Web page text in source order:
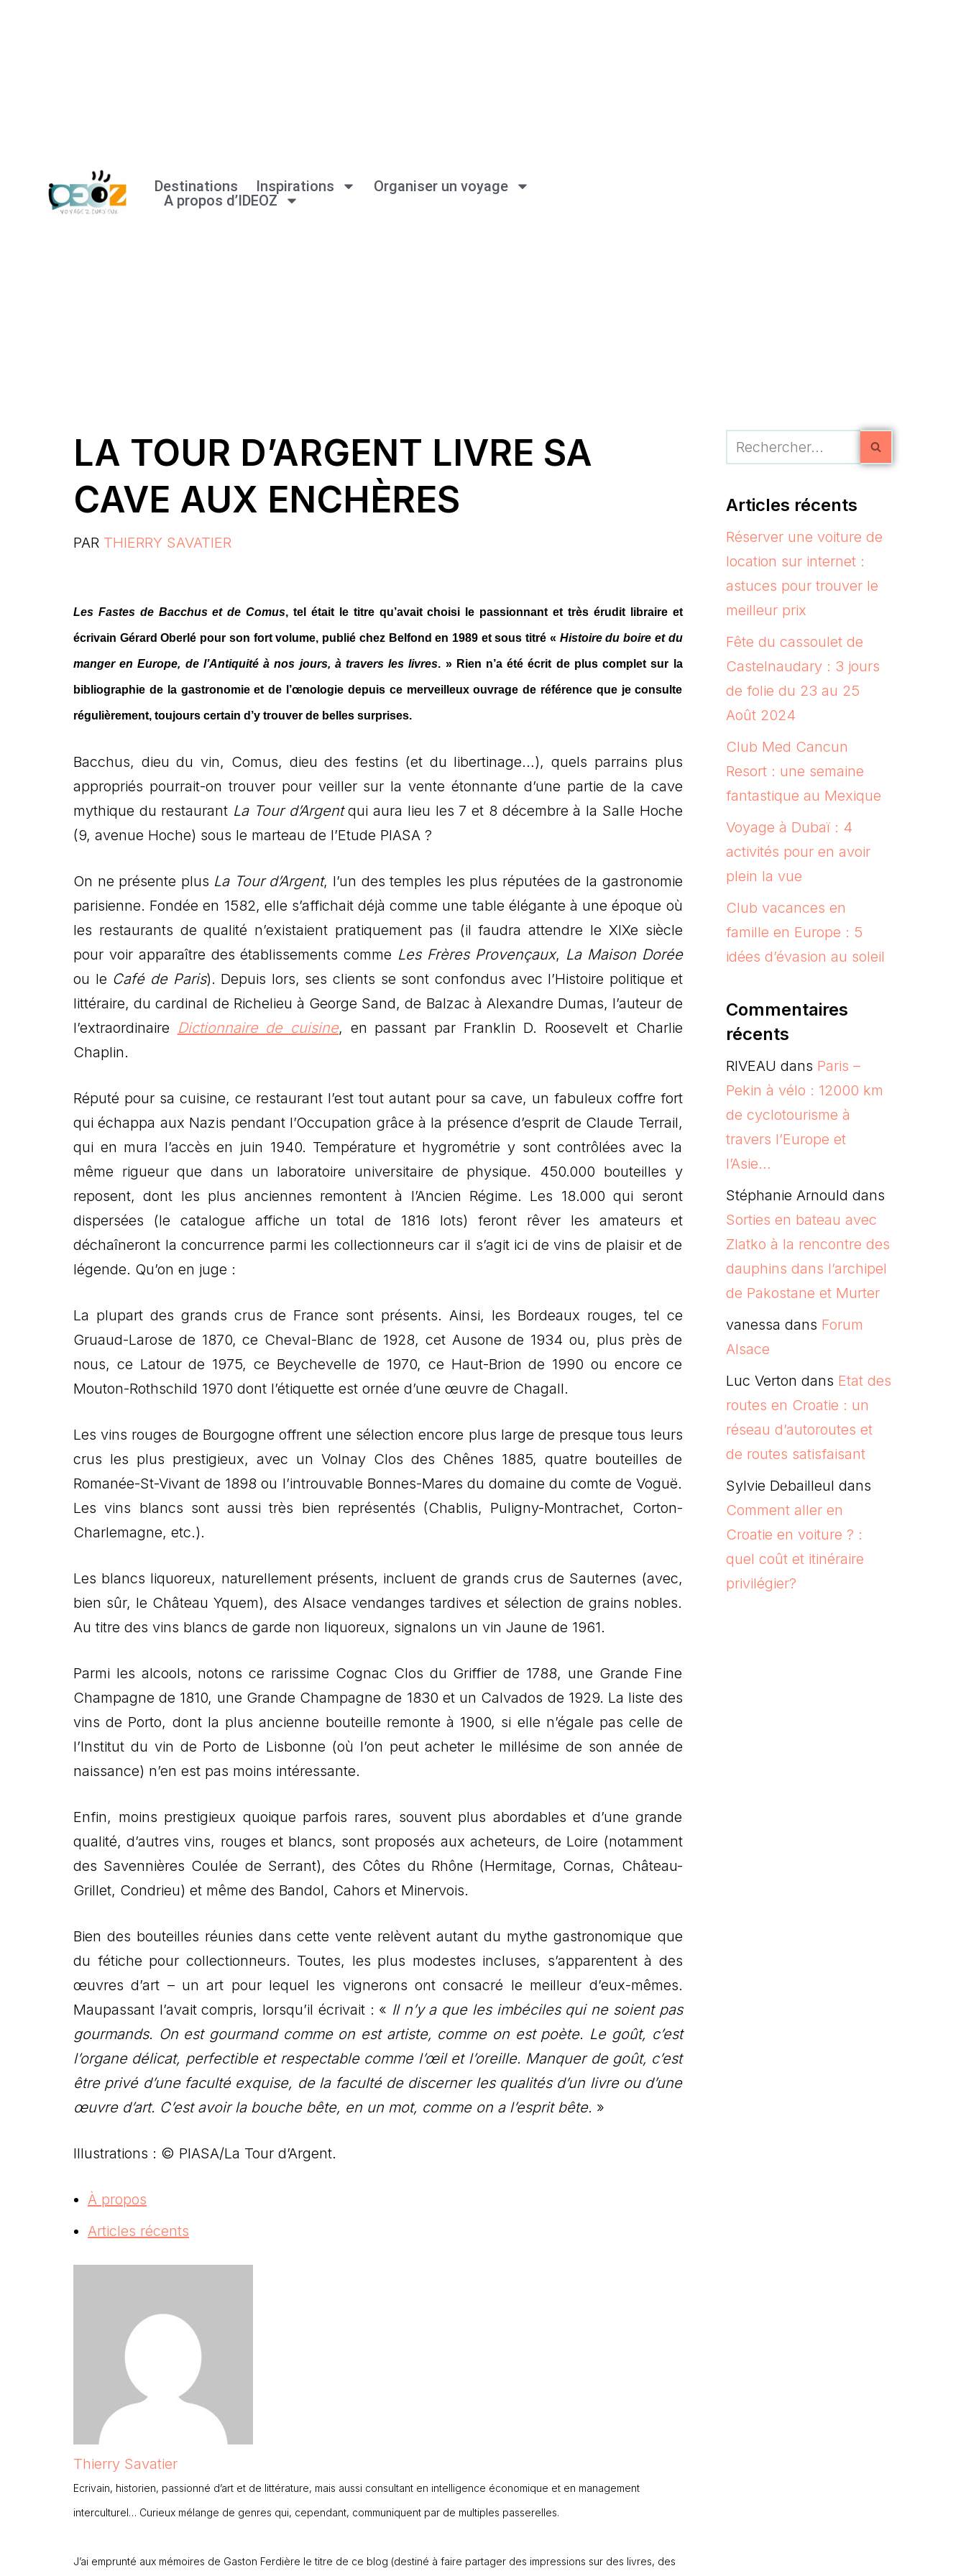
Destinations Inspirations
Organiser un voyage
A propos d’IDEOZ
LA TOUR D’ARGENT LIVRE SA
CAVE AUX ENCHÈRES
PAR THIERRY SAVATIER
Les Fastes de Bacchus et de Comus, tel était le titre qu’avait choisi le passionnant et très érudit libraire et
écrivain Gérard Oberlé pour son fort volume, publié chez Belfond en 1989 et sous titré « Histoire du boire et du
manger en Europe, de l’Antiquité à nos jours, à travers les livres. » Rien n’a été écrit de plus complet sur la
bibliographie de la gastronomie et de l’œnologie depuis ce merveilleux ouvrage de référence que je consulte
régulièrement, toujours certain d’y trouver de belles surprises.
Bacchus, dieu du vin, Comus, dieu des festins (et du libertinage…), quels parrains plus
appropriés pourrait-on trouver pour veiller sur la vente étonnante d’une partie de la cave
mythique du restaurant La Tour d’Argentqui aura lieu les 7 et 8 décembre à la Salle Hoche
(9, avenue Hoche) sous le marteau de l’Etude PIASA ?
On ne présente plus La Tour d’Argent, l’un des temples les plus réputées de la gastronomie
parisienne. Fondée en 1582, elle s’affichait déjà comme une table élégante à une époque où
les restaurants de qualité n’existaient pratiquement pas (il faudra attendre le XIXe siècle
pour voir apparaître des établissements comme Les Frères Provençaux, La Maison Dorée
ou le Café de Paris). Depuis lors, ses clients se sont confondus avec l’Histoire politique et
littéraire, du cardinal de Richelieu à George Sand, de Balzac à Alexandre Dumas, l’auteur de
l’extraordinaire Dictionnaire de cuisine, en passant par Franklin D. Roosevelt et Charlie
Chaplin.
Réputé pour sa cuisine, ce restaurant l’est tout autant pour sa cave, un fabuleux coffre fort
qui échappa aux Nazis pendant l’Occupation grâce à la présence d’esprit de Claude Terrail,
qui en mura l’accès en juin 1940. Température et hygrométrie y sont contrôlées avec la
même rigueur que dans un laboratoire universitaire de physique. 450.000 bouteilles y
reposent, dont les plus anciennes remontent à l’Ancien Régime. Les 18.000 qui seront
dispersées (le catalogue affiche un total de 1816 lots) feront rêver les amateurs et
déchaîneront la concurrence parmi les collectionneurs car il s’agit ici de vins de plaisir et de
légende. Qu’on en juge :
La plupart des grands crus de France sont présents. Ainsi, les Bordeaux rouges, tel ce
Gruaud-Larose de 1870, ce Cheval-Blanc de 1928, cet Ausone de 1934 ou, plus près de
nous, ce Latour de 1975, ce Beychevelle de 1970, ce Haut-Brion de 1990 ou encore ce
Mouton-Rothschild 1970 dont l’étiquette est ornée d’une œuvre de Chagall.
Les vins rouges de Bourgogne offrent une sélection encore plus large de presque tous leurs
crus les plus prestigieux, avec un Volnay Clos des Chênes 1885, quatre bouteilles de
Romanée-St-Vivant de 1898 ou l’introuvable Bonnes-Mares du domaine du comte de Voguë.
Les vins blancs sont aussi très bien représentés (Chablis, Puligny-Montrachet, Corton-
Charlemagne, etc.).
Les blancs liquoreux, naturellement présents, incluent de grands crus de Sauternes (avec,
bien sûr, le Château Yquem), des Alsace vendanges tardives et sélection de grains nobles.
Au titre des vins blancs de garde non liquoreux, signalons un vin Jaune de 1961.
Parmi les alcools, notons ce rarissime Cognac Clos du Griffier de 1788, une Grande Fine
Champagne de 1810, une Grande Champagne de 1830 et un Calvados de 1929. La liste des
vins de Porto, dont la plus ancienne bouteille remonte à 1900, si elle n’égale pas celle de
l’Institut du vin de Porto de Lisbonne (où l’on peut acheter le millésime de son année de
naissance) n’en est pas moins intéressante.
Enfin, moins prestigieux quoique parfois rares, souvent plus abordables et d’une grande
qualité, d’autres vins, rouges et blancs, sont proposés aux acheteurs, de Loire (notamment
des Savennières Coulée de Serrant), des Côtes du Rhône (Hermitage, Cornas, Château-
Grillet, Condrieu) et même des Bandol, Cahors et Minervois.
Bien des bouteilles réunies dans cette vente relèvent autant du mythe gastronomique que
du fétiche pour collectionneurs. Toutes, les plus modestes incluses, s’apparentent à des
œuvres d’art – un art pour lequel les vignerons ont consacré le meilleur d’eux-mêmes.
Maupassant l’avait compris, lorsqu’il écrivait : « Il n’y a que les imbéciles qui ne soient pas
gourmands. On est gourmand comme on est artiste, comme on est poète. Le goût, c’est
l’organe délicat, perfectible et respectable comme l’œil et l’oreille. Manquer de goût, c’est
être privé d’une faculté exquise, de la faculté de discerner les qualités d’un livre ou d’une
œuvre d’art. C’est avoir la bouche bête, en un mot, comme on a l’esprit bête. »
Illustrations : © PIASA/La Tour d’Argent.
À propos
Articles récents
Thierry Savatier
Ecrivain, historien, passionné d’art et de littérature, mais aussi consultant en intelligence économique et en management
interculturel… Curieux mélange de genres qui, cependant, communiquent par de multiples passerelles.
J’ai emprunté aux mémoires de Gaston Ferdière le titre de ce blog (destiné à faire partager des impressions sur des livres, des
Articles récents
Réserver une voiture de
location sur internet :
astuces pour trouver le
meilleur prix
Fête du cassoulet de
Castelnaudary : 3 jours
de folie du 23 au 25
Août 2024
Club Med Cancun
Resort : une semaine
fantastique au Mexique
Voyage à Dubaï : 4
activités pour en avoir
plein la vue
Club vacances en
famille en Europe : 5
idées d’évasion au soleil
Commentaires
récents
RIVEAU dans Paris –
Pekin à vélo : 12000 km
de cyclotourisme à
travers l’Europe et
l’Asie…
Stéphanie Arnould dans
Sorties en bateau avec
Zlatko à la rencontre des
dauphins dans l’archipel
de Pakostane et Murter
vanessa dans Forum
Alsace
Luc Verton dans Etat des
routes en Croatie : un
réseau d’autoroutes et
de routes satisfaisant
Sylvie Debailleul dans
Comment aller en
Croatie en voiture ? :
quel coût et itinéraire
privilégier?